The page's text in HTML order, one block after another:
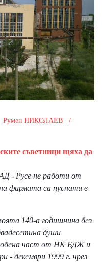
Румен НИКОЛАЕВ /
съветници щяха да
- Русе не работи от
фирмата са пуснати в
140-а годишнина без
души
чacт oт HK БДЖ и
- дeĸeмвpи 1999 г. чpeз